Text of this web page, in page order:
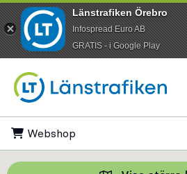
Webshop
Länstrafiken Örebro
Infospread Euro AB
​GRATIS - i Google Play